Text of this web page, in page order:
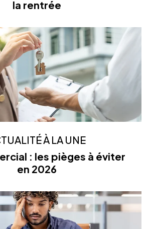
la rentrée
À LA UNE
: les pièges à éviter
en 2026